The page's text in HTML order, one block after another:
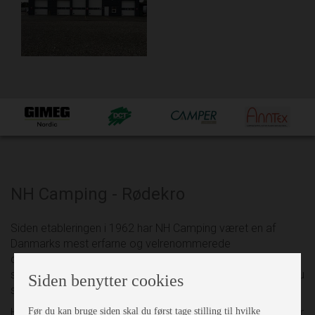
Siden etableringen i 1962 har NH Camping været en af
Danmarks mest erfarne og velrenommerede
campingforretninger. Vi sætter en ære i at yde den bedste
service og tilbyder et bredt, kvalitetssikret sortiment – så du
som kunde kun behøver at handle ét sted.
Siden benytter cookies
Før du kan bruge siden skal du først tage stilling til hvilke